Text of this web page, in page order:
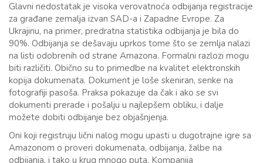
Glavni nedostatak je visoka verovatnoća odbijanja registracije
za građane zemalja izvan SAD-a i Zapadne Evrope. Za
Ukrajinu, na primer, predratna statistika odbijanja je bila do
90%. Odbijanja se dešavaju uprkos tome što se zemlja nalazi
na listi odobrenih od strane Amazona. Formalni razlozi mogu
biti različiti. Obično su to primedbe na kvalitet elektronskih
kopija dokumenata. Dokument je loše skeniran, senke na
fotografiji pasoša. Praksa pokazuje da čak i ako se svi
dokumenti prerade i pošalju u najlepšem obliku, i dalje
možete dobiti odbijanje bez objašnjenja.
Oni koji registruju lični nalog mogu upasti u dugotrajne igre sa
Amazonom o proveri dokumenata, odbijanja, žalbe na
odbijanja, i tako u krug mnogo puta. Kompanija